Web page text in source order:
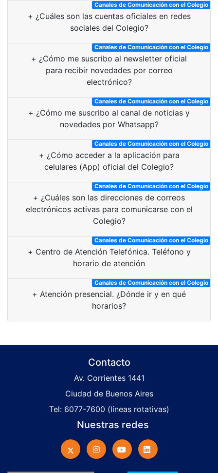
+ ¿Cuáles son las cuentas oficiales en redes
sociales del Colegio?
Canales de Comunicación con el Colegio
+ ¿Cómo me suscribo al newsletter oficial
para recibir novedades por correo
electrónico?
Canales de Comunicación con el Colegio
+ ¿Cómo me suscribo al canal de noticias y
novedades por Whatsapp?
Canales de Comunicación con el Colegio
+ ¿Cómo acceder a la aplicación para
celulares (App) oficial del Colegio?
Canales de Comunicación con el Colegio
+ ¿Cuáles son las direcciones de correos
electrónicos activas para comunicarse con el
Colegio?
Canales de Comunicación con el Colegio
+ Centro de Atención Telefónica. Teléfono y
horario de atención
Canales de Comunicación con el Colegio
+ Atención presencial. ¿Dónde ir y en qué
horarios?
Canales de Comunicación con el Colegio
Contacto
Av. Corrientes 1441
Ciudad de Buenos Aires
Tel: 6077-7600 (líneas rotativas)
Nuestras redes